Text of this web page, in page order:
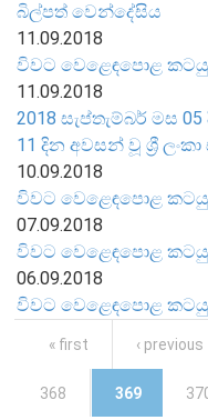
පාලන ව්‍යුහය
ප්‍රධාන නිලධාරීන්
දෙපාර්තමේන්තු
පාලන සංග්‍රහ සහ
එක්ස්ටර් වාර්තාව
බිල්පත් වෙන්දේසිය
11.09.2018
විවට වෙළෙඳපොළ කටයුතු
11.09.2018
2018 සැප්තැම්බර් මස
11 දින අවසන් වූ ශ්‍රී
10.09.2018
විවට වෙළෙඳපොළ
07.09.2018
විවට වෙළෙඳපොළ
06.09.2018
විවට වෙළෙඳපොළ
Pages
« first ‹ previous
368 369